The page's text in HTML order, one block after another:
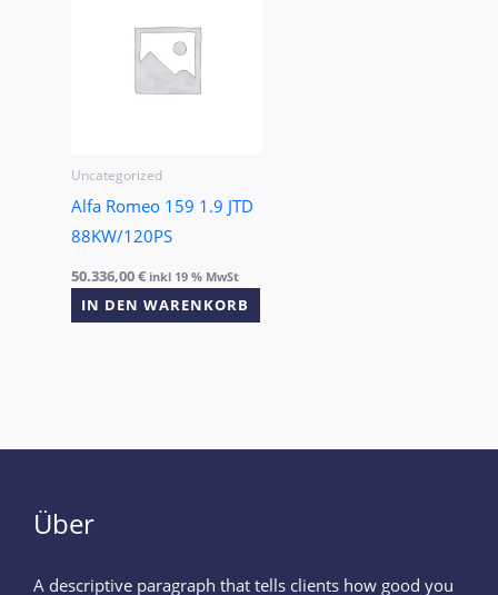
Uncategorized
Alfa Romeo 159 1.9 JTD
88KW/120PS
50.336,00€ inkl 19 % MwSt
IN DEN WARENKORB
Über
A descriptive paragraph that tells clients how good you